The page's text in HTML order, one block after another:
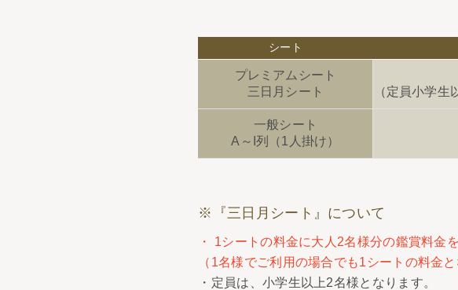
シート
プレミアムシート
三日月シート
（定員小学生
一般シート
A～I列（1人掛け）
※『三日月シート』について
・ 1シートの料金に大人2名様分の鑑賞料金
（1名様でご利用の場合でも1シートの料金と
・定員は、小学生以上2名様となります。